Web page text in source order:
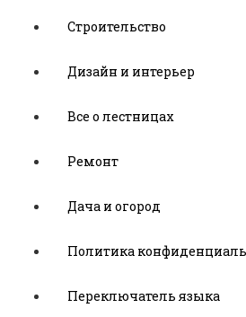
Строительство
Дизайн и интерьер
Все о лестницах
Ремонт
Дача и огород
Политика
Переключатель языка